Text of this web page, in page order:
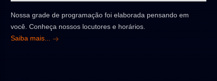
Nossa grade de programação foi elaborada pensando em
você. Conheça nossos locutores e horários.
Saiba mais...